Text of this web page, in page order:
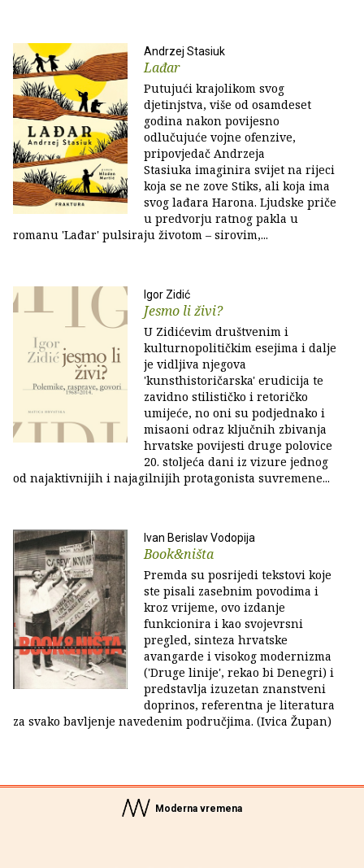
Andrzej Stasiuk
Lađar
Putujući krajolikom svog
djetinjstva, više od osamdeset
godina nakon povijesno
odlučujuće vojne ofenzive,
pripovjedač Andrzeja
Stasiuka imaginira svijet na rijeci
koja se ne zove Stiks, ali koja ima
svog lađara Harona. Ljudske priče
u predvorju ratnog pakla u
romanu 'Lađar' pulsiraju životom – sirovim,...
Igor Zidić
Jesmo li živi?
U Zidićevim društvenim i
kulturnopolitičkim esejima i dalje
je vidljiva njegova
'kunsthistoričarska' erudicija te
zavidno stilističko i retoričko
umijeće, no oni su podjednako i
misaoni odraz ključnih zbivanja
hrvatske povijesti druge polovice
20. stoljeća dani iz vizure jednog
od najaktivnijih i najagilnijih protagonista suvremene...
Ivan Berislav Vodopija
Book&ništa
Premda su posrijedi tekstovi koje
ste pisali zasebnim povodima i
kroz vrijeme, ovo izdanje
funkcionira i kao svojevrsni
pregled, sinteza hrvatske
avangarde i visokog modernizma
('Druge linije', rekao bi Denegri) i
predstavlja izuzetan znanstveni
doprinos, referentna je literatura
za svako bavljenje navedenim područjima. (Ivica Župan)
Moderna vremena